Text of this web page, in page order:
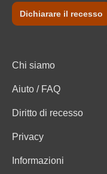
Dichiarare il recesso
Chi siamo
Aiuto / FAQ
Diritto di recesso
Privacy
Informazioni